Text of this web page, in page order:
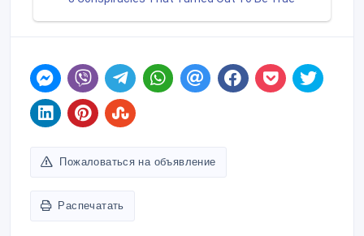
Пожаловаться на объявление
Распечатать